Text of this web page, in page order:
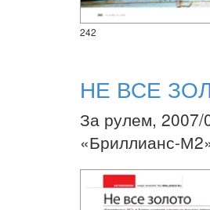
242
НЕ ВСЕ
За рулем, 2007/
«Бриллианс-